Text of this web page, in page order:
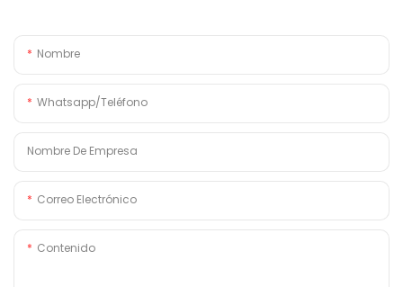
Nombre
Whatsapp/Teléfono
Nombre De Empresa
Correo Electrónico
Contenido